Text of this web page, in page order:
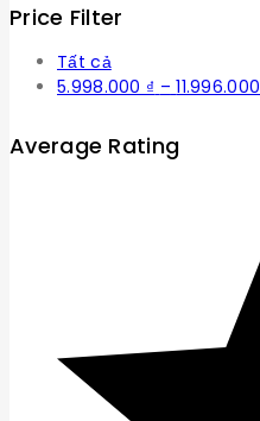
Price Filter
Tất cả
5.998.000 ₫ – 11.996.000
Average Rating